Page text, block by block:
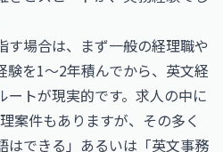
す場合は、まず一般の経理職や
験を1～2年積んでから、英文経
ートが現実的です。求人の中に
案件もありますが、その多く
はできる」あるいは「英文事務